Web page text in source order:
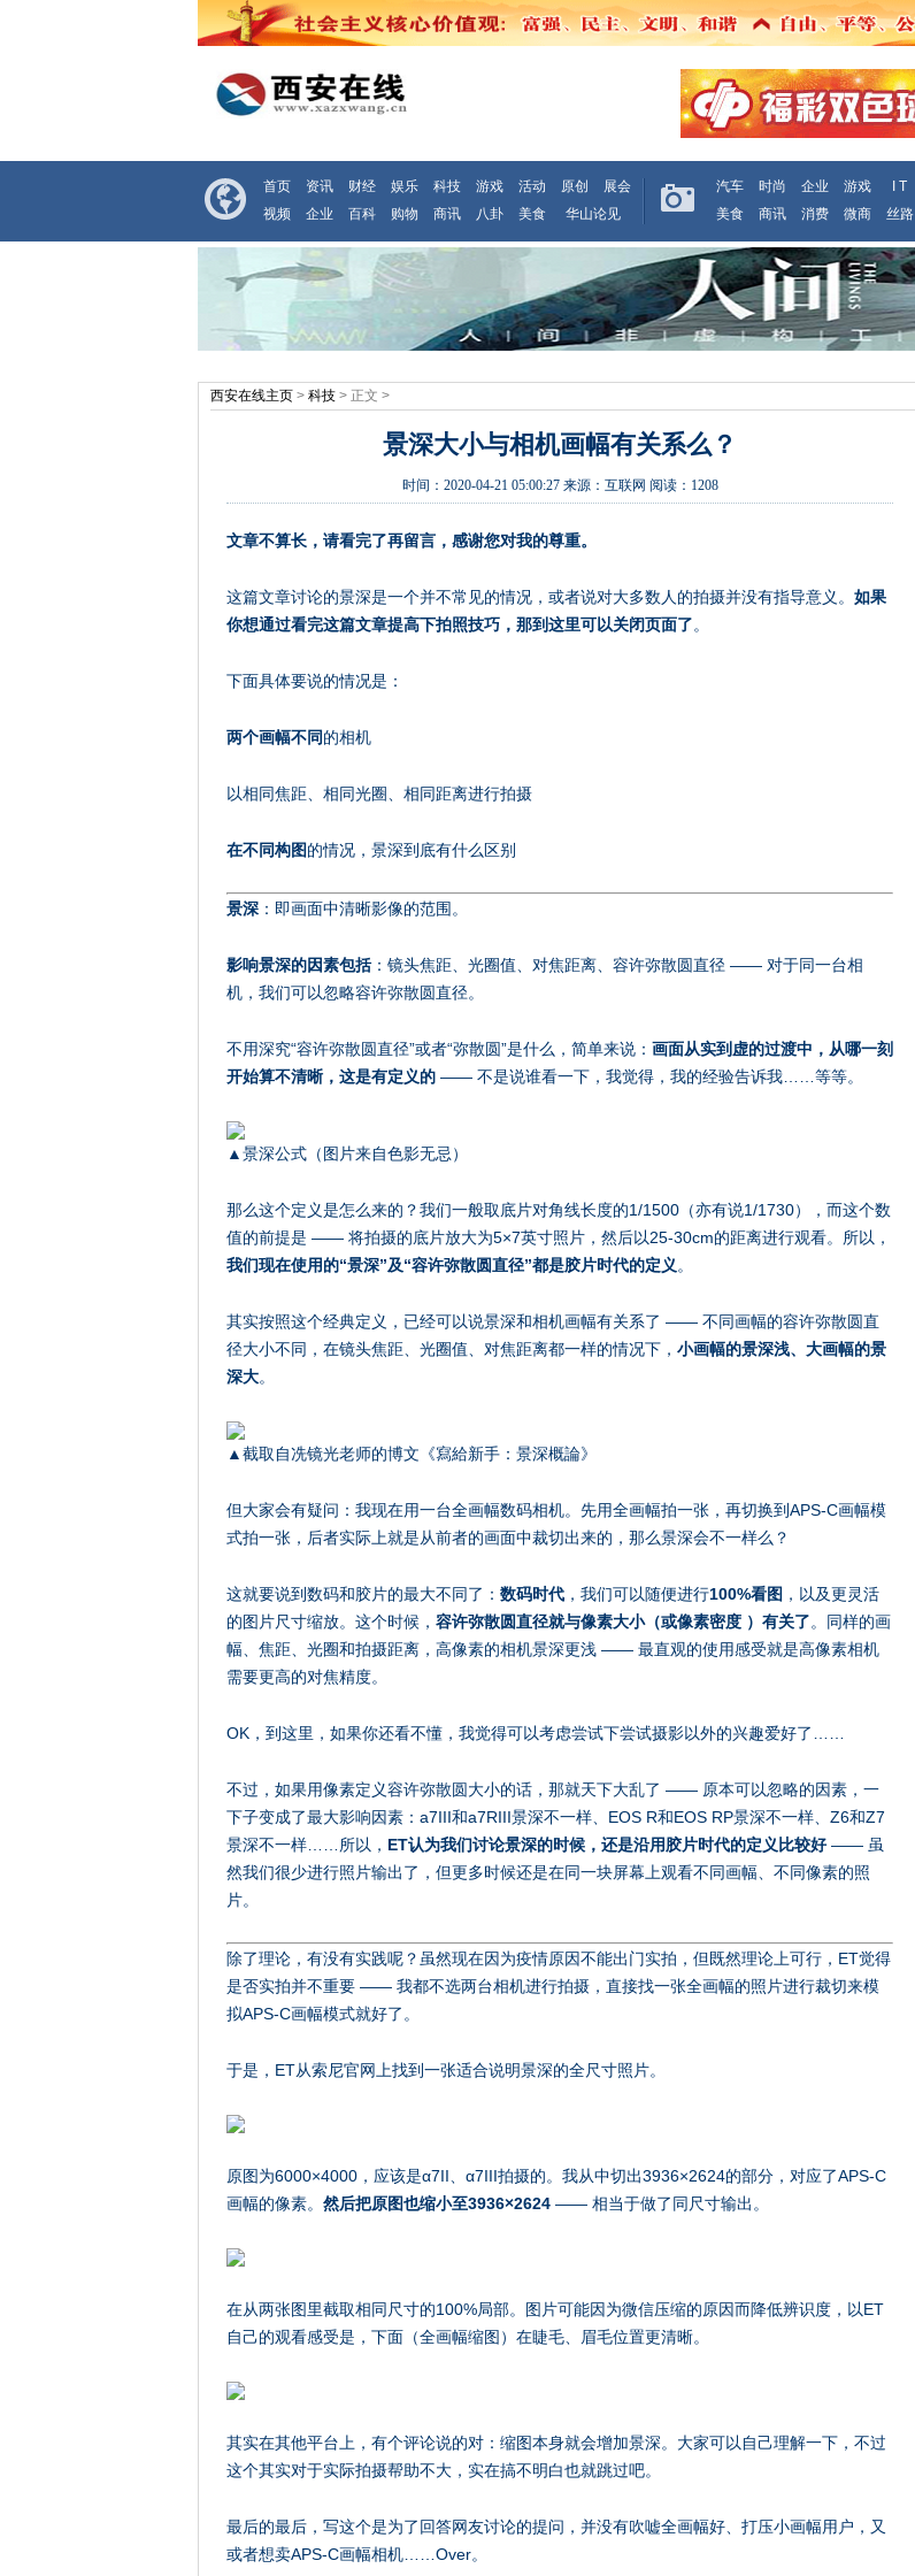
首页 资讯 财经 娱乐 科技 游戏 活动 原创
展会
视频
企业 百科 购物 商讯 八卦 美食 华山论见
汽车 时尚 企业 游戏 I T
美食
商讯 消费 微商 丝路
西安在线主页 > 科技 > 正文 >
景深大小与相机画幅有关系么？
时间： 2020-04-21 05:00:27来源： 互联网 阅读：1208
文章不算长，请看完了再留言，感谢您对我的尊重。
这篇文章讨论的景深是一个并不常见的情况，或者说对大多数人的拍摄并没有指导意义。 如果
你想通过看完这篇文章提高下拍照技巧，那到这里可以关闭页面了。
下面具体要说的情况是：
两个画幅不同的相机
以相同焦距、相同光圈、相同距离进行拍摄
在不同构图的情况，景深到底有什么区别
景深 ：即画面中清晰影像的范围。
影响景深的因素包括：镜头焦距、光圈值、对焦距离、容许弥散圆直径 —— 对于同一台相
机，我们可以忽略容许弥散圆直径。
不用深究“容许弥散圆直径”或者“弥散圆”是什么，简单来说： 画面从实到虚的过渡中，从哪一刻
开始算不清晰，这是有定义的 —— 不是说谁看一下，我觉得，我的经验告诉我……等等。
▲景深公式（图片来自色影无忌）
那么这个定义是怎么来的？我们一般取底片对角线长度的1/1500（亦有说1/1730），而这个数
值的前提是 —— 将拍摄的底片放大为5×7英寸照片，然后以25-30cm的距离进行观看。所以，
我们现在使用的“景深”及“容许弥散圆直径”都是胶片时代的定义 。
其实按照这个经典定义，已经可以说景深和相机画幅有关系了 —— 不同画幅的容许弥散圆直
径大小不同，在镜头焦距、光圈值、对焦距离都一样的情况下， 小画幅的景深浅、大画幅的景
深大。
▲截取自冼镜光老师的博文《寫給新手：景深概論》
但大家会有疑问：我现在用一台全画幅数码相机。先用全画幅拍一张，再切换到APS-C画幅模
式拍一张，后者实际上就是从前者的画面中裁切出来的，那么景深会不一样么？
这就要说到数码和胶片的最大不同了： 数码时代 ，我们可以随便进行100%看图 ，以及更灵活
的图片尺寸缩放。这个时候， 容许弥散圆直径就与像素大小（或像素密度 ）有关了。同样的画
幅、焦距、光圈和拍摄距离，高像素的相机景深更浅 —— 最直观的使用感受就是高像素相机
需要更高的对焦精度。
OK，到这里，如果你还看不懂，我觉得可以考虑尝试下尝试摄影以外的兴趣爱好了……
不过，如果用像素定义容许弥散圆大小的话，那就天下大乱了 —— 原本可以忽略的因素，一
下子变成了最大影响因素：a7III和a7RIII景深不一样、EOS R和EOS RP景深不一样、Z6和Z7
景深不一样……所以， ET认为我们讨论景深的时候，还是沿用胶片时代的定义比较好—— 虽
然我们很少进行照片输出了，但更多时候还是在同一块屏幕上观看不同画幅、不同像素的照
片。
除了理论，有没有实践呢？虽然现在因为疫情原因不能出门实拍，但既然理论上可行，ET觉得
是否实拍并不重要 —— 我都不选两台相机进行拍摄，直接找一张全画幅的照片进行裁切来模
拟APS-C画幅模式就好了。
于是，ET从索尼官网上找到一张适合说明景深的全尺寸照片。
原图为6000×4000，应该是α7II、α7III拍摄的。我从中切出3936×2624的部分，对应了APS-C
画幅的像素。 然后把原图也缩小至3936×2624 —— 相当于做了同尺寸输出。
在从两张图里截取相同尺寸的100%局部。图片可能因为微信压缩的原因而降低辨识度，以ET
自己的观看感受是，下面（全画幅缩图）在睫毛、眉毛位置更清晰。
其实在其他平台上，有个评论说的对：缩图本身就会增加景深。大家可以自己理解一下，不过
这个其实对于实际拍摄帮助不大，实在搞不明白也就跳过吧。
最后的最后，写这个是为了回答网友讨论的提问，并没有吹嘘全画幅好、打压小画幅用户，又
或者想卖APS-C画幅相机……Over。